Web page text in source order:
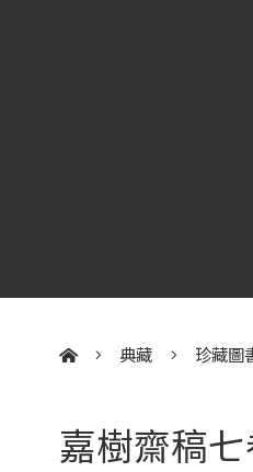
典藏 珍藏圖
嘉樹齋稿